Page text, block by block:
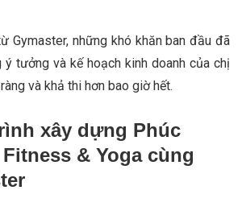
Gymaster, những khó khăn ban đầu đã
tưởng và kế hoạch kinh doanh của chị
và khả thi hơn bao giờ hết.
xây dựng Phúc
& Yoga cùng